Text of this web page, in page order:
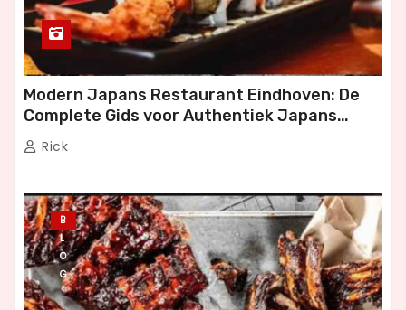
Modern Japans Restaurant Eindhoven: De
Complete Gids voor Authentiek Japans
Dineren
Rick
B
L
O
G